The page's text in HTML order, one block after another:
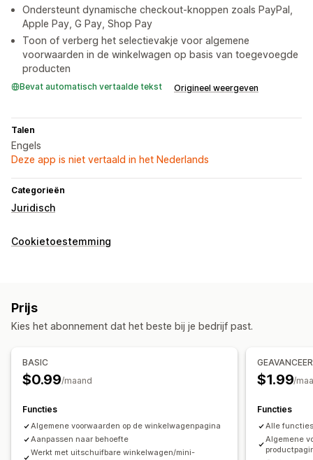
Ondersteunt dynamische checkout-knoppen zoals PayPal,
Apple Pay, G Pay, Shop Pay
Toon of verberg het selectievakje voor algemene
voorwaarden in de winkelwagen op basis van toegevoegde
producten
Bevat automatisch vertaalde tekst Origineel weergeven
Talen
Engels
Deze app is niet vertaald in het Nederlands
Categorieën
Juridisch
Cookietoestemming
Prijs
Kies het abonnement dat het beste bij je bedrijf past.
BASIC
$0.99/maand
Functies
Algemene voorwaarden op de winkelwagenpagina
Aanpassen naar behoefte
Werkt met uitschuifbare winkelwagen/mini-
$1.99/
Functies
Alle
Algemene